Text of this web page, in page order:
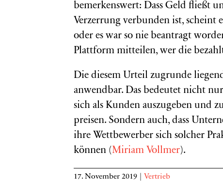
bemerkenswert: Dass Geld fließt
Verzerrung verbunden ist, scheint
oder es war so nie beantragt
Plattform mitteilen, wer die
Die diesem Urteil zugrunde
anwendbar. Das bedeutet nicht
sich als Kunden auszugeben und
preisen. Sondern auch, dass
ihre Wettbewerber sich solcher
können (Miriam Vollmer).
17. November 2019 Vertrieb